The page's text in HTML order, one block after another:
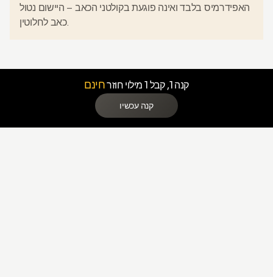
האפידרמיס בלבד ואינה פוגעת בקולטני הכאב – היישום נטול
כאב לחלוטין.
קנה 1, קבל 1 מילוי חוזר חינם
קנה עכשיו